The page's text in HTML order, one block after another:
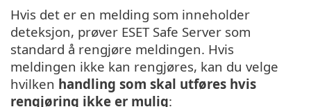
Hvis det er en melding som inneholder
deteksjon, prøver ESET Safe Server som
standard å rengjøre meldingen. Hvis
meldingen ikke kan rengjøres, kan du velge
hvilken handling som skal utføres hvis
rengjøring ikke er mulig: